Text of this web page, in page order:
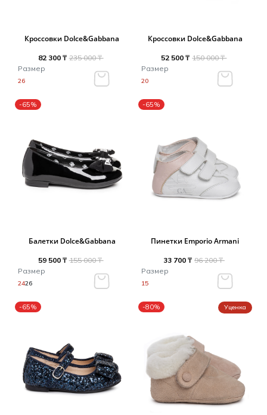
Кроссовки Dolce&Gabbana
82 300 ₸ 235 000 ₸
Размер
26
Кроссовки Dolce&Gabbana
52 500 ₸ 150 000 ₸
Размер
20
-65%
Балетки Dolce&Gabbana
59 500 ₸ 155 000 ₸
Размер
2426
-65%
Пинетки Emporio Armani
33 700 ₸ 96 200 ₸
Размер
15
-65% -80% Уценка